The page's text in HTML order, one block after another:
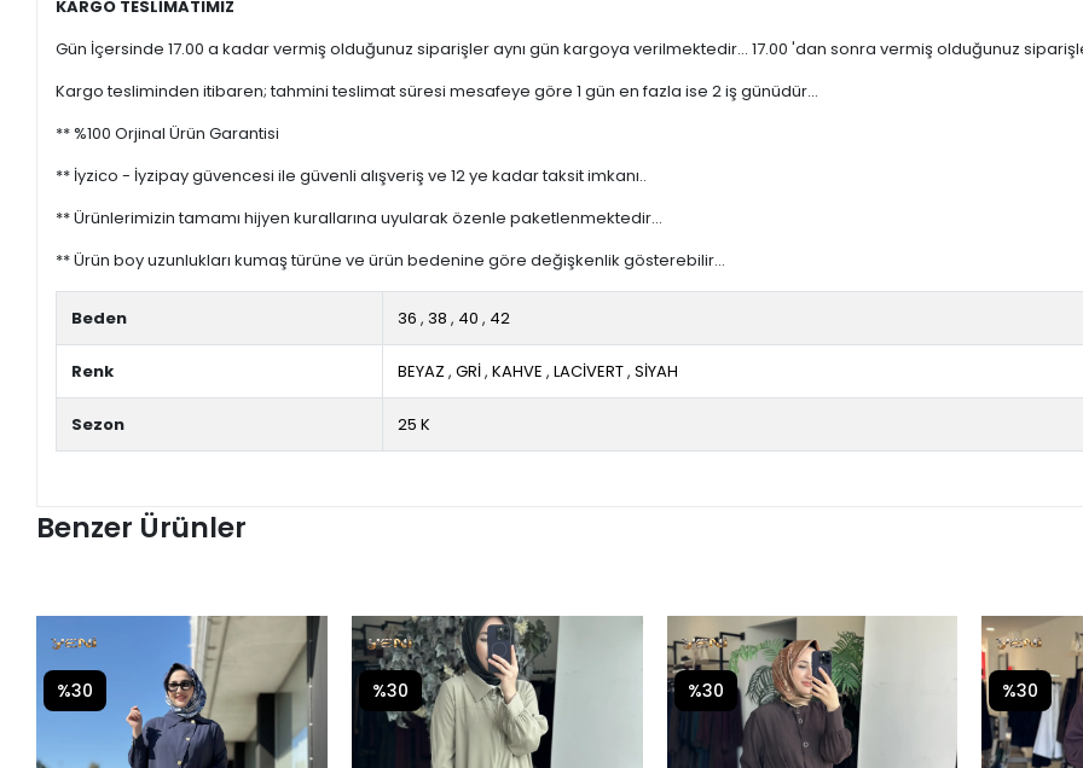
KARGO TESLİMATIMIZ
Gün İçersinde 17.00 a kadar vermiş olduğunuz siparişler aynı gün kargoya verilmektedir... 17.00 'dan sonra vermiş olduğunuz
Kargo tesliminden itibaren; tahmini teslimat süresi mesafeye göre 1 gün en fazla ise 2 iş günüdür...
** %100 Orjinal Ürün Garantisi
** İyzico - İyzipay güvencesi ile güvenli alışveriş ve 12 ye kadar taksit imkanı..
** Ürünlerimizin tamamı hijyen kurallarına uyularak özenle paketlenmektedir...
** Ürün boy uzunlukları kumaş türüne ve ürün bedenine göre değişkenlik gösterebilir...
Beden 36 ,38 , 40 , 42
Renk BEYAZ ,GRİ,KAHVE ,LACİVERT,SİYAH
Sezon 25 K
Benzer Ürünler
%30 %30 %30 %30